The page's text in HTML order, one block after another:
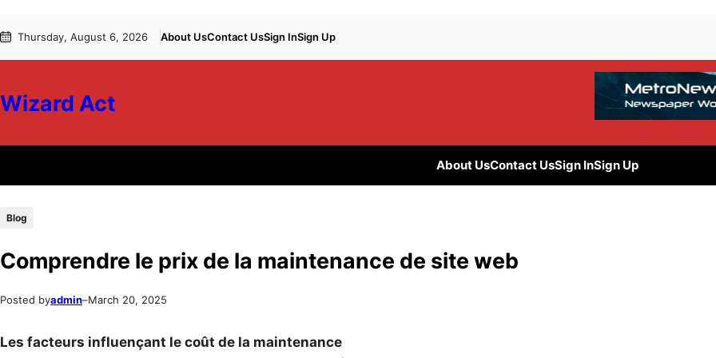
to
to Thursday, August 6, 2026 About UsContact UsSign InSign Up
Wizard Act
About UsContact UsSign InSign Up
Blog
Comprendre le prix de la maintenance de site web
Posted byadmin–March 20, 2025
Les facteurs influençant le coût de la maintenance